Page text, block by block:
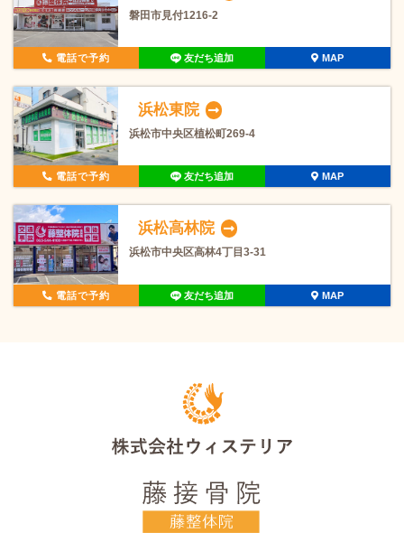
磐田市見付1216-2
電話で予約 友だち追加 MAP
浜松東院
浜松市中央区植松町269-4
電話で予約 友だち追加 MAP
浜松高林院
浜松市中央区高林4丁目3-31
電話で予約 友だち追加 MAP